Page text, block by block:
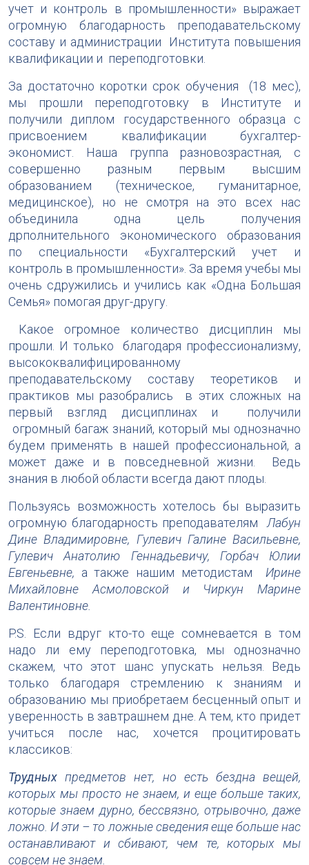
учет и контроль в промышленности» выражает
огромную благодарность преподавательскому
составу и администрации Института повышения
квалификации и переподготовки.
За достаточно коротки срок обучения (18 мес),
мы прошли переподготовку в Институте и
получили диплом государственного образца с
присвоением квалификации бухгалтер-
экономист. Наша группа разновозрастная, с
совершенно разным первым высшим
образованием (техническое, гуманитарное,
медицинское), но не смотря на это всех нас
объединила одна цель получения
дрполнительного экономического образования
по специальности «Бухгалтерский учет и
контроль в промышленности». За время учебы мы
очень сдружились и учились как «Одна Большая
Семья» помогая друг-другу.
Какое огромное количество дисциплин мы
прошли. И только благодаря профессионализму,
высококвалифицированному
преподавательскому составу теоретиков и
практиков мы разобрались в этих сложных на
первый взгляд дисциплинах и получили
огромный багаж знаний, который мы однозначно
будем применять в нашей профессиональной, а
может даже и в повседневной жизни. Ведь
знания в любой области всегда дают плоды.
Пользуясь возможность хотелось бы выразить
огромную благодарность преподавателям Лабун
Дине Владимировне, Гулевич Галине Васильевне,
Гулевич Анатолию Геннадьевичу, Горбач Юлии
Евгеньевне, а также нашим методистам Ирине
Михайловне Асмоловской и Чиркун Марине
Валентиновне.
P.S. Если вдруг кто-то еще сомневается в том
надо ли ему переподготовка, мы однозначно
скажем, что этот шанс упускать нельзя. Ведь
только благодаря стремлению к знаниям и
образованию мы приобретаем бесценный опыт и
уверенность в завтрашнем дне. А тем, кто придет
учиться после нас, хочется процитировать
классиков:
Трудных предметов нет, но есть бездна вещей,
которых мы просто не знаем, и еще больше таких,
которые знаем дурно, бессвязно, отрывочно, даже
ложно. И эти – то ложные сведения еще больше нас
останавливают и сбивают, чем те, которых мы
совсем не знаем.